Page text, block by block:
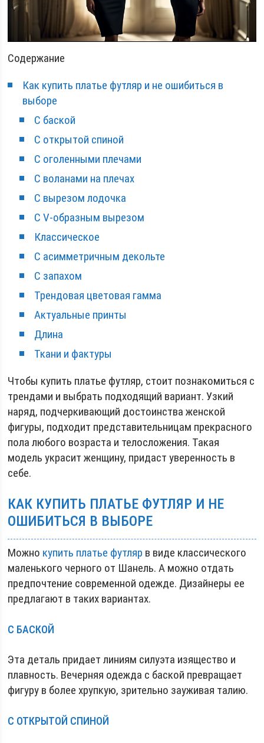
Содержание
Как купить платье футляр и не ошибиться в
выборе
С баской
С открытой спиной
С оголенными плечами
С воланами на плечах
С вырезом лодочка
С V-образным вырезом
Классическое
С асимметричным декольте
С запахом
Трендовая цветовая гамма
Актуальные принты
Длина
Ткани и фактуры
Чтобы купить платье футляр, стоит познакомиться с
трендами и выбрать подходящий вариант. Узкий
наряд, подчеркивающий достоинства женской
фигуры, подходит представительницам прекрасного
пола любого возраста и телосложения. Такая
модель украсит женщину, придаст уверенность в
себе.
КАК КУПИТЬ ПЛАТЬЕ ФУТЛЯР И НЕ
ОШИБИТЬСЯ В ВЫБОРЕ
Можно купить платье футляр в виде классического
маленького черного от Шанель. А можно отдать
предпочтение современной одежде. Дизайнеры ее
предлагают в таких вариантах.
С БАСКОЙ
Эта деталь придает линиям силуэта изящество и
плавность. Вечерняя одежда с баской превращает
фигуру в более хрупкую, зрительно зауживая талию.
С ОТКРЫТОЙ СПИНОЙ